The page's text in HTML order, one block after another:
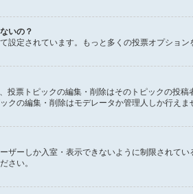
いの？
設定されています。もっと多くの投票オプショ
投票トピックの編集・削除はそのトピックの投
クの編集・削除はモデレータか管理人しか行え
ザーしか入室・表示できないように制限されて
さい。